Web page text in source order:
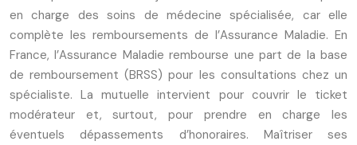
en charge des soins de médecine spécialisée, car elle
complète les remboursements de l’Assurance Maladie. En
France, l’Assurance Maladie rembourse une part de la base
de remboursement (BRSS) pour les consultations chez un
spécialiste. La mutuelle intervient pour couvrir le ticket
modérateur et, surtout, pour prendre en charge les
éventuels dépassements d’honoraires. Maîtriser ses